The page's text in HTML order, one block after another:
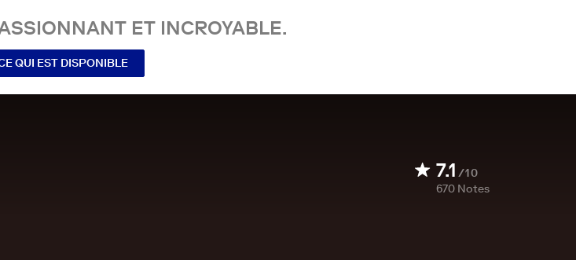
ET INCROYABLE.
QUI EST DISPONIBLE
7.1 /10
670 Notes